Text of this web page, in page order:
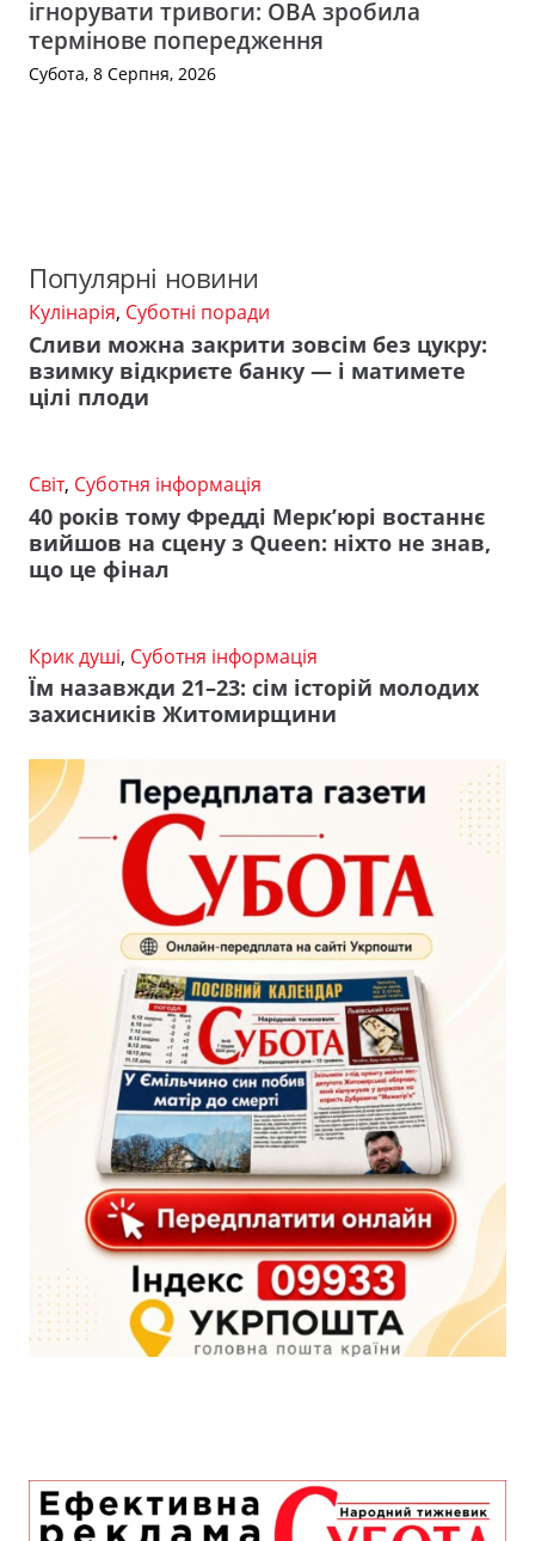
ігнорувати тривоги: ОВА зробила
термінове попередження
Субота, 8 Серпня, 2026
Популярні новини
Кулінарія, Суботні поради
Сливи можна закрити зовсім без цукру:
взимку відкриєте банку — і матимете
цілі плоди
Світ, Суботня інформація
40 років тому Фредді Мерк’юрі востаннє
вийшов на сцену з Queen: ніхто не знав,
що це фінал
Крик душі, Суботня інформація
Їм назавжди 21–23: сім історій молодих
захисників Житомирщини